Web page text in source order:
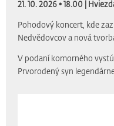
21. 10. 2026 • 18.00 |
Pohodový koncert, kde
Nedvědovcov a nová
V podaní komorného
Prvorodený syn